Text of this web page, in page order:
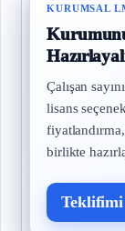
KURUMSAL
Çalışan
lisans
birlikte
Teklifimi